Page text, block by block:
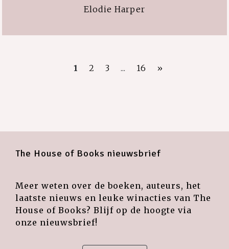
Elodie Harper
1 2 3 ... 16 »
The House of Books nieuwsbrief
Meer weten over de boeken, auteurs, het
laatste nieuws en leuke winacties van The
House of Books? Blijf op de hoogte via
onze nieuwsbrief!